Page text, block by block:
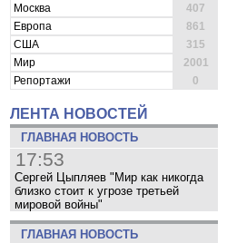
Москва
407
Европа
861
США
315
Мир
2001
Репортажи
0
ЛЕНТА НОВОСТЕЙ
ГЛАВНАЯ НОВОСТЬ
17:53
Сергей Цыпляев "Мир как никогда
близко стоит к угрозе третьей
мировой войны"
ГЛАВНАЯ НОВОСТЬ